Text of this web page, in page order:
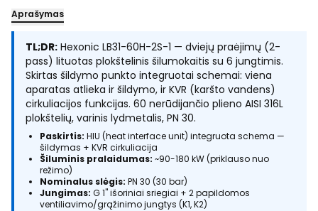
Aprašymas
TL;DR: Hexonic LB31-60H-2S-1 — dviejų praėjimų (2-
pass) lituotas plokštelinis šilumokaitis su 6 jungtimis.
Skirtas šildymo punkto integruotai schemai: viena
aparatas atlieka ir šildymo, ir KVR (karšto vandens)
cirkuliacijos funkcijas. 60 nerūdijančio plieno AISI 316L
plokštelių, varinis lydmetalis, PN 30.
Paskirtis: HIU (heat interface unit) integruota schema —
šildymas + KVR cirkuliacija
Šiluminis pralaidumas: ~90-180 kW (priklauso nuo
režimo)
Nominalus slėgis: PN 30 (30 bar)
Jungimas: G 1" išoriniai sriegiai + 2 papildomos
ventiliavimo/grąžinimo jungtys (K1, K2)